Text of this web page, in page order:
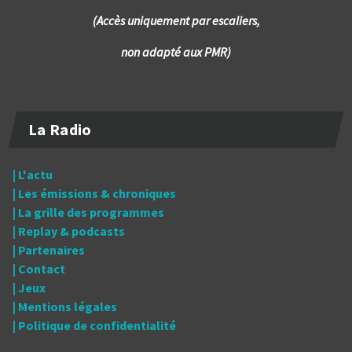
(Accès uniquement par escaliers,
non adapté aux PMR)
La Radio
| L'actu
| Les émissions & chroniques
| La grille des programmes
| Replay & podcasts
| Partenaires
| Contact
| Jeux
| Mentions légales
| Politique de confidentialité